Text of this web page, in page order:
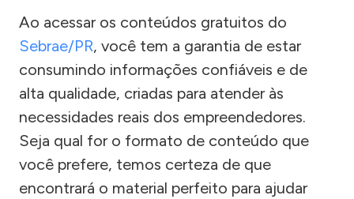
Ao acessar os conteúdos gratuitos do
Sebrae/PR, você tem a garantia de estar
consumindo informações confiáveis e de
alta qualidade, criadas para atender às
necessidades reais dos empreendedores.
Seja qual for o formato de conteúdo que
você prefere, temos certeza de que
encontrará o material perfeito para ajudar